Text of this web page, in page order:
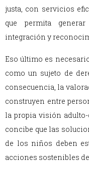
justa, con servicios
que permita
integración y
Eso último es
como un sujeto de
consecuencia, la
construyen entre
la propia visión
concibe que las
de los niños deben
acciones sostenibles